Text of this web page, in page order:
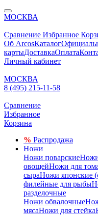
МОСКВА
Сравнение Избранное
Об ArcosКаталог
картыДоставкаОплата
Личный кабинет
МОСКВА
8 (495) 215-11-58
Сравнение
Избранное
Корзина
% Распродажа
Ножи
Ножи поварские
овощейНожи для
сыраНожи японские
филейные для рыбы
разделочные
Ножи обвалочные
мясаНожи для стейка